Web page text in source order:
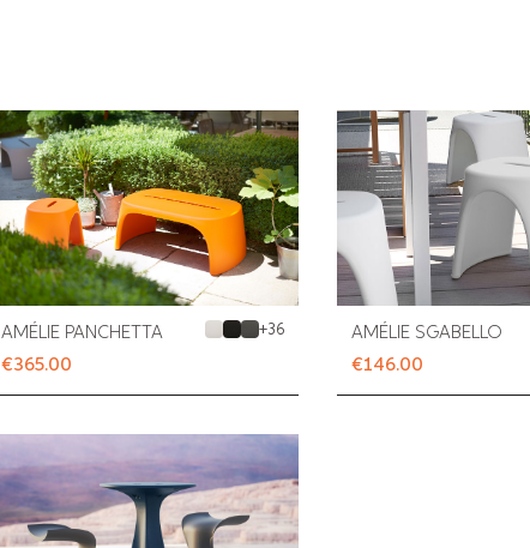
AMÉLIE PANCHETTA
€365.00
+36 AMÉLIE SGABELLO
€146.00